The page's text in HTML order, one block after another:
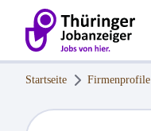
Startseite Firmenprofile